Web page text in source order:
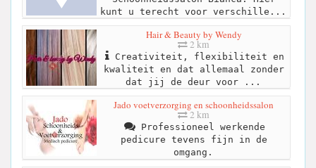
kunt u terecht voor verschille...
Hair & Beauty by Wendy
2 km
Creativiteit, flexibiliteit en
kwaliteit en dat allemaal zonder
dat jij de deur voor ...
Jado voetverzorging en schoonheidssalon
2 km
Professioneel werkende
pedicure tevens fijn in de
omgang.